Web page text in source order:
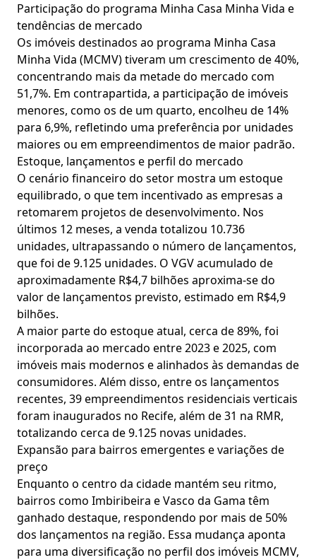
Participação do programa Minha Casa Minha Vida e
tendências de mercado
Os imóveis destinados ao programa Minha Casa
Minha Vida (MCMV) tiveram um crescimento de 40%,
concentrando mais da metade do mercado com
51,7%. Em contrapartida, a participação de imóveis
menores, como os de um quarto, encolheu de 14%
para 6,9%, refletindo uma preferência por unidades
maiores ou em empreendimentos de maior padrão.
Estoque, lançamentos e perfil do mercado
O cenário financeiro do setor mostra um estoque
equilibrado, o que tem incentivado as empresas a
retomarem projetos de desenvolvimento. Nos
últimos 12 meses, a venda totalizou 10.736
unidades, ultrapassando o número de lançamentos,
que foi de 9.125 unidades. O VGV acumulado de
aproximadamente R$4,7 bilhões aproxima-se do
valor de lançamentos previsto, estimado em R$4,9
bilhões.
A maior parte do estoque atual, cerca de 89%, foi
incorporada ao mercado entre 2023 e 2025, com
imóveis mais modernos e alinhados às demandas de
consumidores. Além disso, entre os lançamentos
recentes, 39 empreendimentos residenciais verticais
foram inaugurados no Recife, além de 31 na RMR,
totalizando cerca de 9.125 novas unidades.
Expansão para bairros emergentes e variações de
preço
Enquanto o centro da cidade mantém seu ritmo,
bairros como Imbiribeira e Vasco da Gama têm
ganhado destaque, respondendo por mais de 50%
dos lançamentos na região. Essa mudança aponta
para uma diversificação no perfil dos imóveis MCMV,